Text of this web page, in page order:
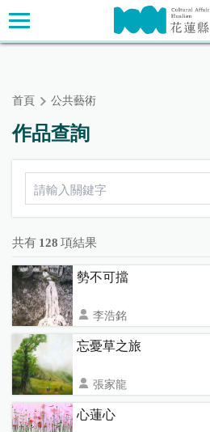
跳
到
主
主要內容區塊
首頁 公共藝術
作品查詢
共有 128 項結果
勢不可擋
李浩銘
花蓮縣花蓮市明禮路
忘憂草之旅
張家龍
花蓮縣花蓮市明禮路
心蓮心